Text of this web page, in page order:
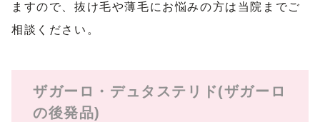
ますので、抜け毛や薄毛にお悩みの方は当院までご
相談ください。
ザガーロ・デュタステリド(ザガーロ
の後発品)